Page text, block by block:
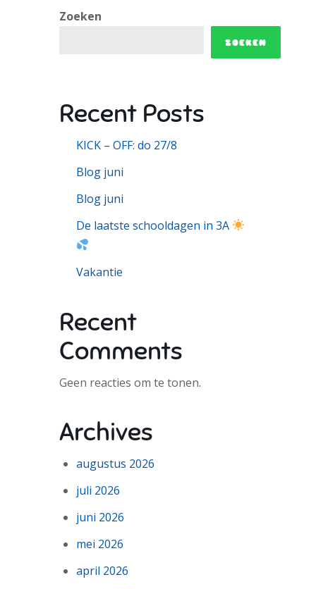
Zoeken
ZOEKEN
Recent Posts
KICK – OFF: do 27/8
Blog juni
Blog juni
De laatste schooldagen in 3A
Vakantie
Recent
Comments
Geen reacties om te tonen.
Archives
augustus 2026
juli 2026
juni 2026
mei 2026
april 2026